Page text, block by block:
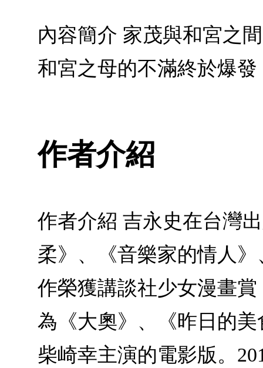
內容簡介 家茂與和宮之
和宮之母的不滿終於爆
作者介紹
作者介紹 吉永史在台灣
柔》、《音樂家的情人
作榮獲講談社少女漫畫
為《大奧》、《昨日的
柴崎幸主演的電影版。